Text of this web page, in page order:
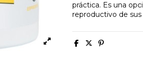
práctica. Es una
reproductivo de